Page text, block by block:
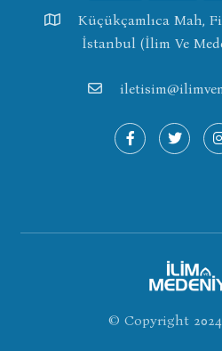
Küçükçamlıca Mah,
İstanbul (İlim Ve
© Copyright 2024